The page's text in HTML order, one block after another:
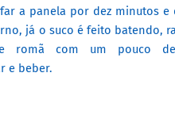
a panela por dez minutos e
já o suco é feito batendo,
romã com um pouco
e beber.